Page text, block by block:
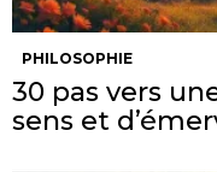
PHILOSOPHIE
30 pas vers
sens et